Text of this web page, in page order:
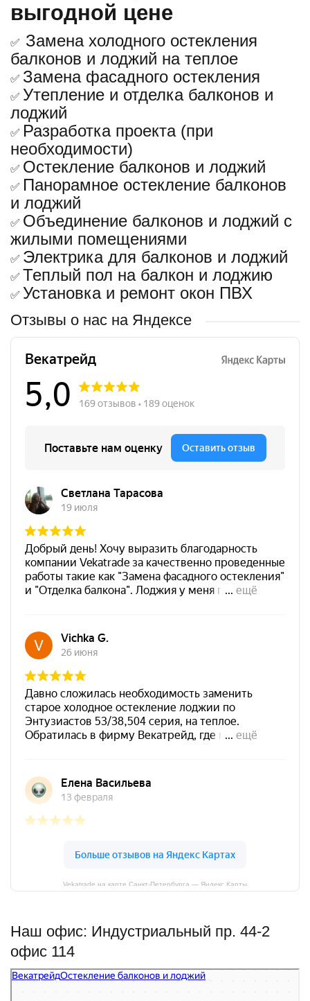
выгодной цене
✅ Замена холодного остекления
балконов и лоджий на теплое
✅ Замена фасадного остекления
✅ Утепление и отделка балконов и
лоджий
✅ Разработка проекта (при
необходимости)
✅ Остекление балконов и лоджий
✅ Панорамное остекление балконов
и лоджий
✅ Объединение балконов и лоджий с
жилыми помещениями
✅ Электрика для балконов и лоджий
✅ Теплый пол на балкон и лоджию
✅ Установка и ремонт окон ПВХ
Отзывы о нас на Яндексе
Vekatrade на карте Санкт‑Петербурга — Яндекс Карты
Наш офис: Индустриальный пр. 44-2
офис 114
Векатрейд